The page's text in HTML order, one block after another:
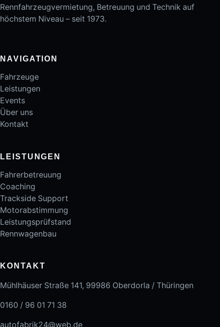
Rennfahrzeugvermietung, Betreuung und Technik auf
höchstem Niveau – seit 1973.
NAVIGATION
Fahrzeuge
Leistungen
Events
Über uns
Kontakt
LEISTUNGEN
Fahrerbetreuung
Coaching
Trackside Support
Motorabstimmung
Leistungsprüfstand
Rennwagenbau
KONTAKT
Mühlhäuser Straße 141, 99986 Oberdorla / Thüringen
0160 / 96 01 71 38